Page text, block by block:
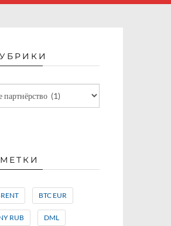
МЕТКИ
BTC EUR
RUB DML